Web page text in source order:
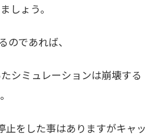
しょう。
のであれば、
シミュレーションは崩壊する
止をした事はありますがキャッ